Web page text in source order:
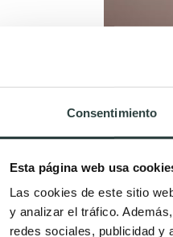
Consentimiento
Esta página web usa
Las cookies de este sitio
y analizar el tráfico.
redes sociales, publicidad y
Otros
a través